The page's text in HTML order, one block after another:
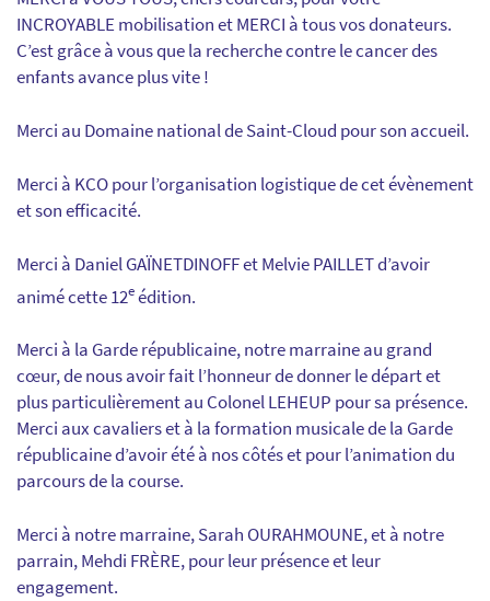
INCROYABLE mobilisation et MERCI à tous vos donateurs.
C’est grâce à vous que la recherche contre le cancer des
enfants avance plus vite !
Merci au Domaine national de Saint-Cloud pour son accueil.
Merci à KCO pour l’organisation logistique de cet évènement
et son efficacité.
Merci à Daniel GAÏNETDINOFF et Melvie PAILLET d’avoir
animé cette 12eédition.
Merci à la Garde républicaine, notre marraine au grand
cœur, de nous avoir fait l’honneur de donner le départ et
plus particulièrement au Colonel LEHEUP pour sa présence.
Merci aux cavaliers et à la formation musicale de la Garde
républicaine d’avoir été à nos côtés et pour l’animation du
parcours de la course.
Merci à notre marraine, Sarah OURAHMOUNE, et à notre
parrain, Mehdi FRÈRE, pour leur présence et leur
engagement.